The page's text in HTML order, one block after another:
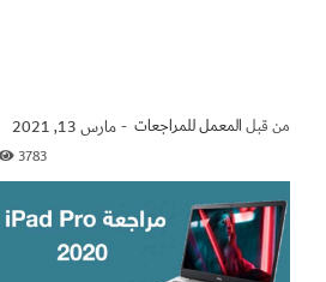
من قبلالمعمل للمراجعات -مارس 13, 2021
3783